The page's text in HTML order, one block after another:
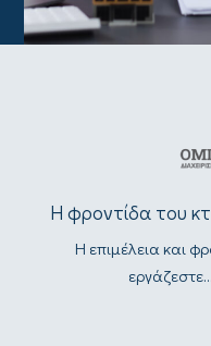
Η φροντίδα του
Η επιμέλεια και